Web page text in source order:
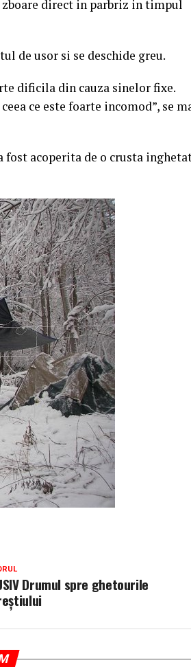
zboare direct in parbriz in timpul
de usor si se deschide greu.
dificila din cauza sinelor fixe.
ce este foarte incomod”, se
fost acoperita de o crusta
Drumul spre ghetourile